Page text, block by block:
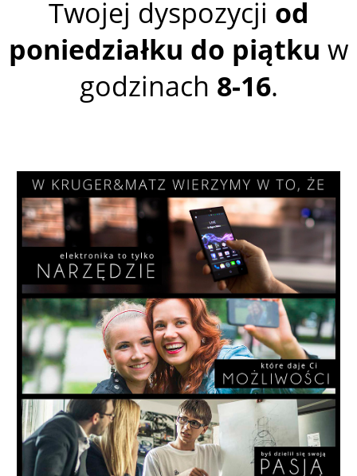
Twojej dyspozycji od
poniedziałku do piątku w
godzinach 8-16.